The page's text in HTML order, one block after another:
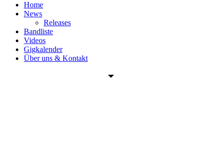
Home
News
Releases
Bandliste
Videos
Gigkalender
Über uns & Kontakt